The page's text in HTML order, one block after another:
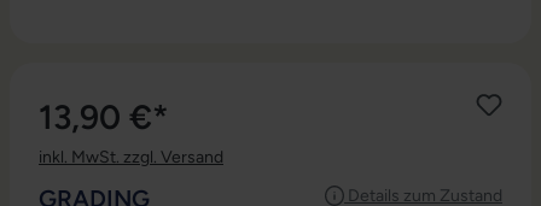
13,90 €*
inkl. MwSt. zzgl. Versand
Details zum Zustand
GRADING